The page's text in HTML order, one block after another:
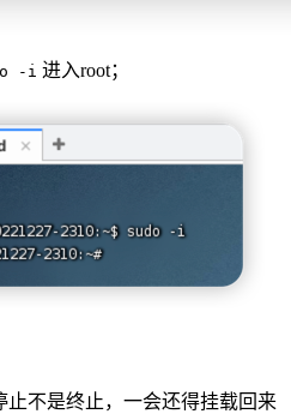
-i 进入root；
止不是终止，一会还得挂载回来